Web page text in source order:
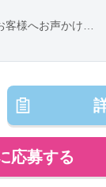
客様へお声かけ
使用年数などをヒ
応募する